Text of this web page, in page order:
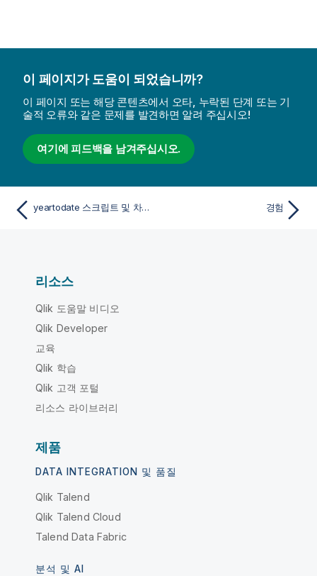
이 페이지가 도움이 되었습니까?
이 페이지 또는 해당 콘텐츠에서 오타, 누락된 단계 또는 기
술적 오류와 같은 문제를 발견하면 알려 주십시오!
여기에 피드백을 남겨주십시오.
yeartodate 스크립트 및 차트 함수 경험
리소스
Qlik 도움말 비디오
Qlik Developer
교육
Qlik 학습
Qlik 고객 포털
리소스 라이브러리
제품
DATA INTEGRATION 및 품질
Qlik Talend
Qlik Talend Cloud
Talend Data Fabric
분석 및 AI